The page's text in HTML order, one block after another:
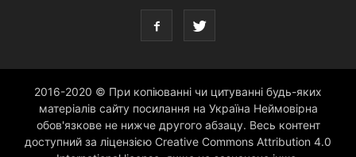
2016-2020 © При копіюванні чи цитуванні будь-яких
матеріалів сайту посилання на Україна Неймовірна
обов'язкове не нижче другого абзацу. Весь контент
доступний за ліцензією Creative Commons Attribution 4.0